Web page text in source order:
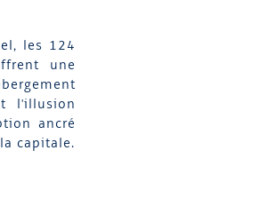
les 124
une
l'illusion
ancré
capitale.